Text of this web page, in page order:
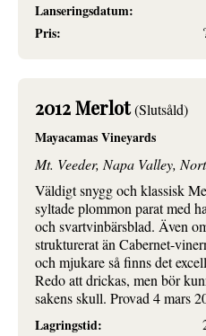
Lanseringsdatum:
Pris:
2012 Merlot(Slutsåld)
Mayacamas Vineyards
Mt. Veeder, Napa Valley,
Väldigt snygg och klassisk
syltade plommon parat med
och svartvinbärsblad. Även
strukturerat än Cabernet-
och mjukare så finns det
Redo att drickas, men bör
sakens skull. Provad 4 mars
Lagringstid: